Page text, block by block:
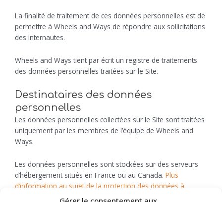
La finalité de traitement de ces données personnelles est de
permettre à Wheels and Ways de répondre aux sollicitations
des internautes.
Wheels and Ways tient par écrit un registre de traitements
des données personnelles traitées sur le Site.
Destinataires des données
personnelles
Les données personnelles collectées sur le Site sont traitées
uniquement par les membres de l’équipe de Wheels and
Ways.
Les données personnelles sont stockées sur des serveurs
d’hébergement situés en France ou au Canada. Plus
d’information au sujet de la protection des données à
caractère personnel mise en place par OVH